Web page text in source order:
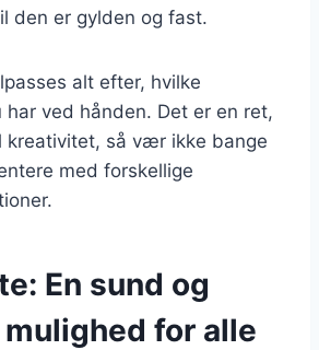
den er gylden og fast.
alt efter, hvilke
har ved hånden. Det er en ret,
kreativitet, så vær ikke bange
med forskellige
En sund og
for alle